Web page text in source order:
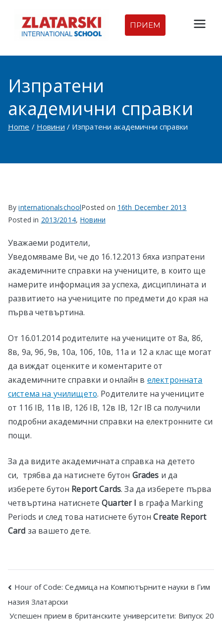
content
Междуна
родна
Златарск
Междуна
училище
ПРИЕМ
Изпратени
академични справки
Home Новини Изпратени академични справки
ByinternationalschoolPosted on 16th December 2013
Posted in 2013/2014, Новини
Уважаеми родители,
Уведомяваме Ви, че до 16.12.2013 бяха изпратени
академичните справки на учениците, в които ще
намерите информация за успеха, дисциплината и
развитието на учениците по предмети до края на
първа четвъртина.
От 16.01.2014 родителите на учениците от 8а, 8б,
8в, 9а, 9б, 9в, 10а, 10б, 10в, 11а и 12 а клас ще могат
да виждат оценките и коментарите от
академичните справки и онлайн в електронната
система на училището. Родителите на учениците
от 11б IB, 11в IB, 12б IB, 12в IB, 12г IB са получили
подробни академични справки на електронните си
пощи.
За да видите академичната справка на детето
си, трябва да натиснете бутон Grades и да
изберете бутон Report Cards. За да изберете първа
четвъртина натиснетеQuarter I в графа Marking
Periods и след това натиснете бутонCreate Report
Card за вашето дете.
Post
navigation
Hour of Code: Седмица на Компютърните науки в Гим
назия Златарски
Успешен прием в британските университети: Випуск 20